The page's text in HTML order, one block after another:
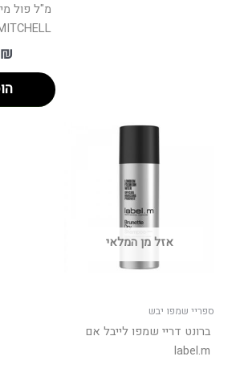
אזל מן המלאי
ספריי שמפו יבש
ברונט דריי שמפו לייבל אם
label.m
₪